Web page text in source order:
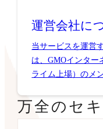
運営会社に
当サービスを運営
は、GMOインター
ライム上場）のメ
万全のセ